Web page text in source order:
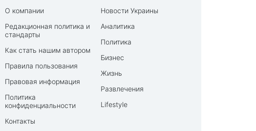
О компании
Редакционная политика и
стандарты
Как стать нашим автором
Правила пользования
Правовая информация
Политика
конфиденциальности
Контакты
Новости Украины
Аналитика
Политика
Бизнес
Жизнь
Развлечения
Lifestyle